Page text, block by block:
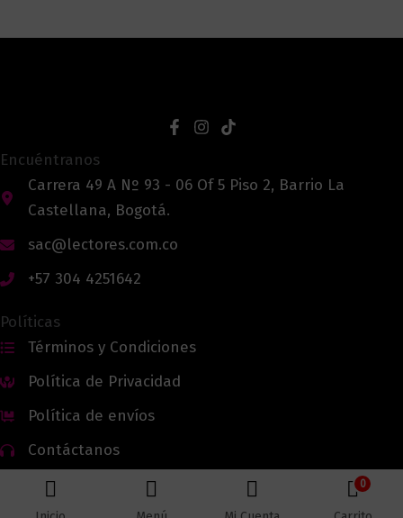
Encuéntranos
Carrera 49 A Nº 93 - 06 Of 5 Piso 2, Barrio La
Castellana, Bogotá.
sac@lectores.com.co
+57 304 4251642
Políticas
Términos y Condiciones
Política de Privacidad
Política de envíos
Contáctanos
0